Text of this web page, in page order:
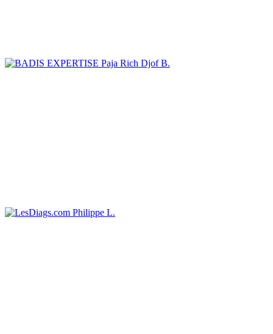
Paja Rich Djof B.
Philippe L.